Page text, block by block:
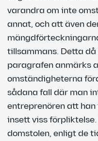
varandra om inte
annat, och att även
tillsammans. Detta
paragrafen anmärks
omständigheterna
sådana fall där man
entreprenören att
insett viss
domstolen, enligt de